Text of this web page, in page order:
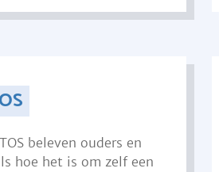
beleven ouders en
hoe het is om zelf een